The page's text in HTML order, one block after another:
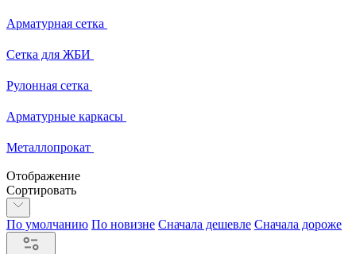
Арматурная сетка
Сетка для ЖБИ
Рулонная сетка
Арматурные каркасы
Металлопрокат
Отображение
Сортировать
По умолчанию По новизне Сначала дешевле Сначала дороже